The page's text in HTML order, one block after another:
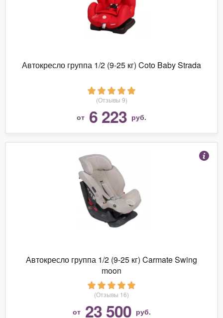
Автокресло группа 1/2 (9-25 кг) Coto Baby Strada
(Отзывы 9)
от 6 223 руб.
Автокресло группа 1/2 (9-25 кг) Carmate Swing
moon
(Отзывы 16)
от 23 500 руб.